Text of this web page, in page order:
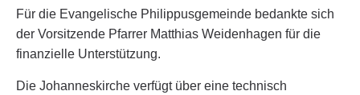
Für die Evangelische Philippusgemeinde bedankte sich
der Vorsitzende Pfarrer Matthias Weidenhagen für die
finanzielle Unterstützung.
Die Johanneskirche verfügt über eine technisch